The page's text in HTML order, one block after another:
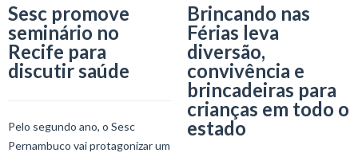
Sesc promove
seminário no
Recife para
discutir saúde
Pelo segundo ano, o Sesc
Pernambuco vai protagonizar um
Brincando nas
Férias leva
diversão,
convivência e
brincadeiras para
crianças em todo o
estado